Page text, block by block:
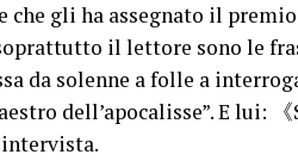
che gli ha assegnato il
il lettore sono le
da solenne a folle a
dell’apocalisse”. E lui: